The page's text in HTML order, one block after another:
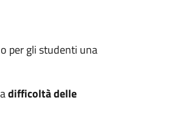
per gli studenti una
difficoltà delle